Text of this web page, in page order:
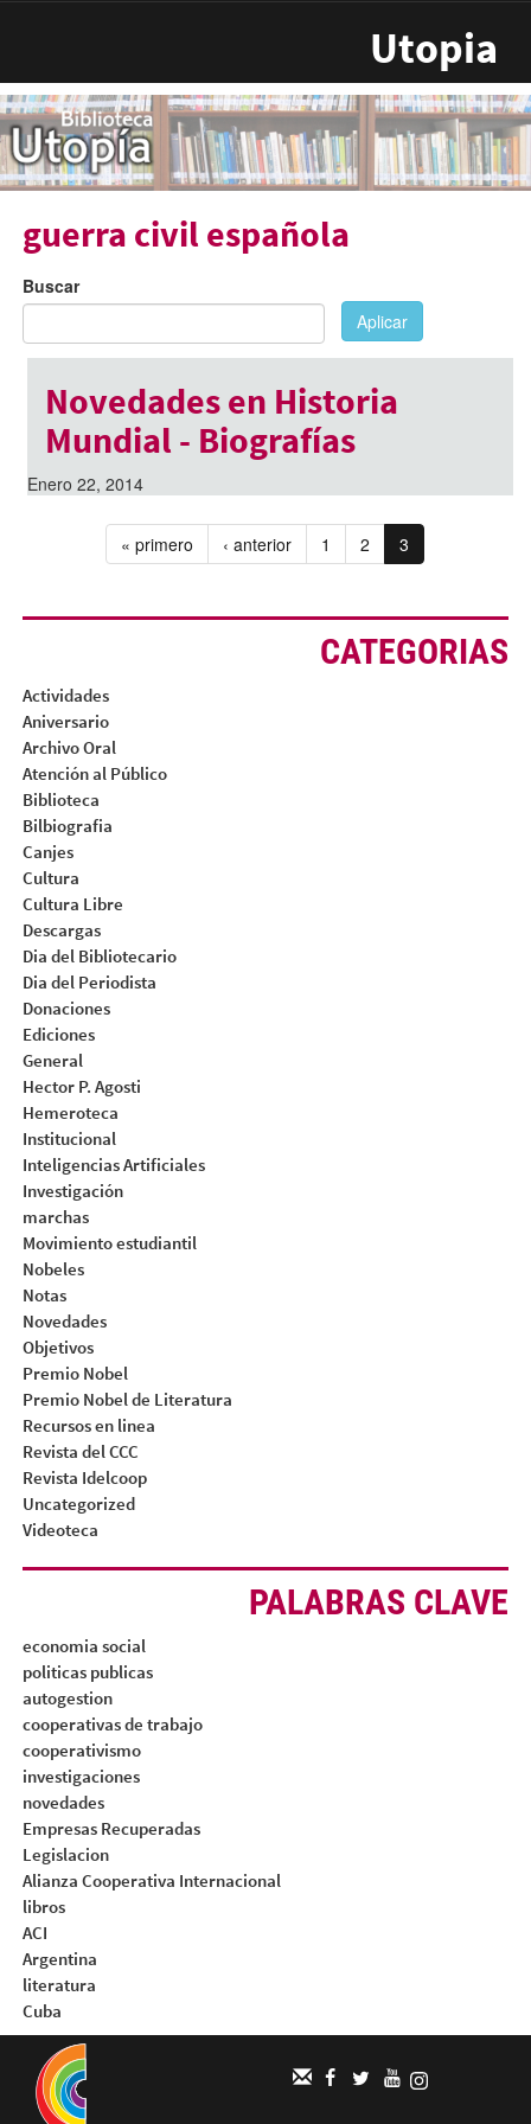
Utopia
guerra civil española
Buscar
Aplicar
Novedades en Historia
Mundial - Biografías
Enero 22, 2014
« primero ‹ anterior 1 2 3
CATEGORIAS
Actividades
Aniversario
Archivo Oral
Atención al Público
Biblioteca
Bilbiografia
Canjes
Cultura
Cultura Libre
Descargas
Dia del Bibliotecario
Dia del Periodista
Donaciones
Ediciones
General
Hector P. Agosti
Hemeroteca
Institucional
Inteligencias Artificiales
Investigación
marchas
Movimiento estudiantil
Nobeles
Notas
Novedades
Objetivos
Premio Nobel
Premio Nobel de Literatura
Recursos en linea
Revista del CCC
Revista Idelcoop
Uncategorized
Videoteca
PALABRAS CLAVE
economia social
politicas publicas
autogestion
cooperativas de trabajo
cooperativismo
investigaciones
novedades
Empresas Recuperadas
Legislacion
Alianza Cooperativa Internacional
libros
ACI
Argentina
literatura
Cuba